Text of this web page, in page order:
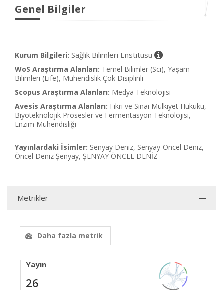
Genel Bilgiler
Kurum Bilgileri: Sağlık Bilimleri Enstitüsü
WoS Araştırma Alanları: Temel Bilimler (Sci), Yaşam
Bilimleri (Life), Mühendislik Çok Disiplinli
Scopus Araştırma Alanları: Medya Teknolojisi
Avesis Araştırma Alanları: Fikri ve Sınai Mülkiyet Hukuku,
Biyoteknolojik Prosesler ve Fermentasyon Teknolojisi,
Enzim Mühendisliği
Yayınlardaki İsimler: Senyay Deniz, Senyay-Oncel Deniz,
Öncel Deniz Şenyay, ŞENYAY ÖNCEL DENİZ
Metrikler
Daha fazla metrik
Yayın
26